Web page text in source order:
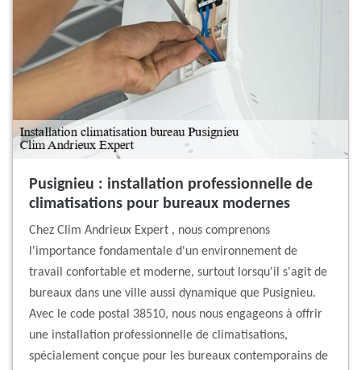
Pusignieu : installation professionnelle de
climatisations pour bureaux modernes
Chez Clim Andrieux Expert , nous comprenons
l'importance fondamentale d'un environnement de
travail confortable et moderne, surtout lorsqu'il s'agit de
bureaux dans une ville aussi dynamique que Pusignieu.
Avec le code postal 38510, nous nous engageons à offrir
une installation professionnelle de climatisations,
spécialement conçue pour les bureaux contemporains de